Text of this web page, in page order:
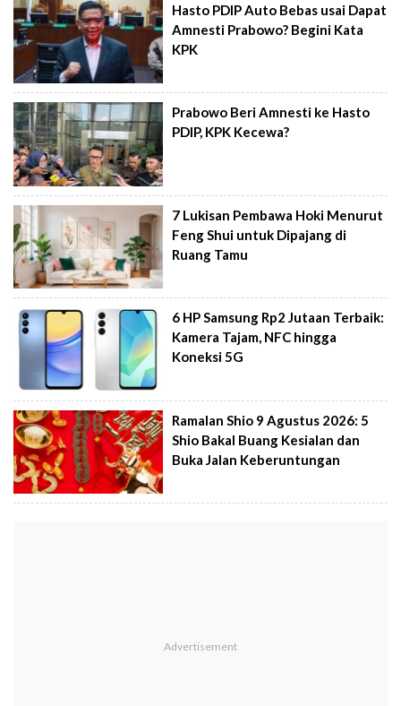
Hasto PDIP Auto Bebas usai Dapat
Amnesti Prabowo? Begini Kata
KPK
Prabowo Beri Amnesti ke Hasto
PDIP, KPK Kecewa?
7 Lukisan Pembawa Hoki Menurut
Feng Shui untuk Dipajang di
Ruang Tamu
6 HP Samsung Rp2 Jutaan Terbaik:
Kamera Tajam, NFC hingga
Koneksi 5G
Ramalan Shio 9 Agustus 2026: 5
Shio Bakal Buang Kesialan dan
Buka Jalan Keberuntungan